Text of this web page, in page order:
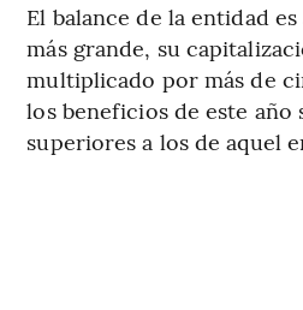
El balance de la entidad
más grande, su
multiplicado por más de
los beneficios de este año
superiores a los de aquel